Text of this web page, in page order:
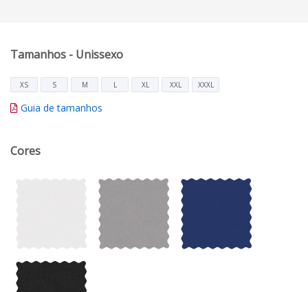
Tamanhos - Unissexo
XS S M L XL XXL XXXL
Guia de tamanhos
Cores